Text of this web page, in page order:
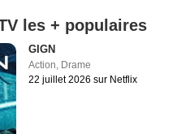
les + populaires
GIGN
Action, Drame
22 juillet 2026 sur Netflix